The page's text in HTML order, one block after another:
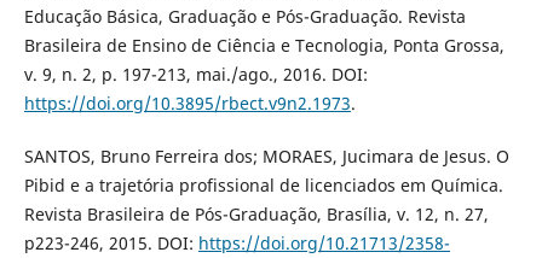
Educação Básica, Graduação e Pós-Graduação. Revista
Brasileira de Ensino de Ciência e Tecnologia, Ponta Grossa,
v. 9, n. 2, p. 197-213, mai./ago., 2016. DOI:
https://doi.org/10.3895/rbect.v9n2.1973.
SANTOS, Bruno Ferreira dos; MORAES, Jucimara de Jesus. O
Pibid e a trajetória profissional de licenciados em Química.
Revista Brasileira de Pós-Graduação, Brasília, v. 12, n. 27,
p223-246, 2015. DOI: https://doi.org/10.21713/2358-